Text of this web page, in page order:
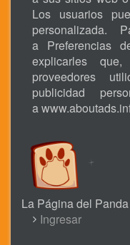
Los usuarios
personalizada.
a Preferencias
explicarles
proveedores
publicidad
a
La Página del
USERIngresar